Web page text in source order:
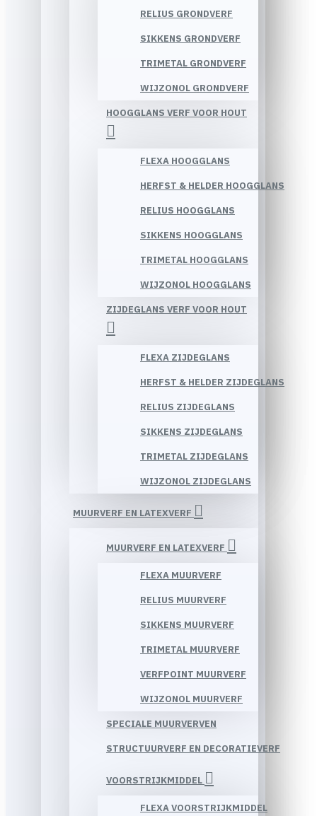
RELIUS GRONDVERF
SIKKENS GRONDVERF
TRIMETAL GRONDVERF
WIJZONOL GRONDVERF
HOOGGLANS VERF VOOR HOUT
FLEXA HOOGGLANS
HERFST & HELDER HOOGGLANS
RELIUS HOOGGLANS
SIKKENS HOOGGLANS
TRIMETAL HOOGGLANS
WIJZONOL HOOGGLANS
ZIJDEGLANS VERF VOOR HOUT
FLEXA ZIJDEGLANS
HERFST & HELDER ZIJDEGLANS
RELIUS ZIJDEGLANS
SIKKENS ZIJDEGLANS
TRIMETAL ZIJDEGLANS
WIJZONOL ZIJDEGLANS
MUURVERF EN LATEXVERF
MUURVERF EN LATEXVERF
FLEXA MUURVERF
RELIUS MUURVERF
SIKKENS MUURVERF
TRIMETAL MUURVERF
VERFPOINT MUURVERF
WIJZONOL MUURVERF
SPECIALE MUURVERVEN
STRUCTUURVERF EN DECORATIEVERF
VOORSTRIJKMIDDEL
FLEXA VOORSTRIJKMIDDEL